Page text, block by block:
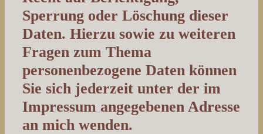
Sperrung oder Löschung dieser
Daten. Hierzu sowie zu weiteren
Fragen zum Thema
personenbezogene Daten können
Sie sich jederzeit unter der im
Impressum angegebenen Adresse
an mich wenden.